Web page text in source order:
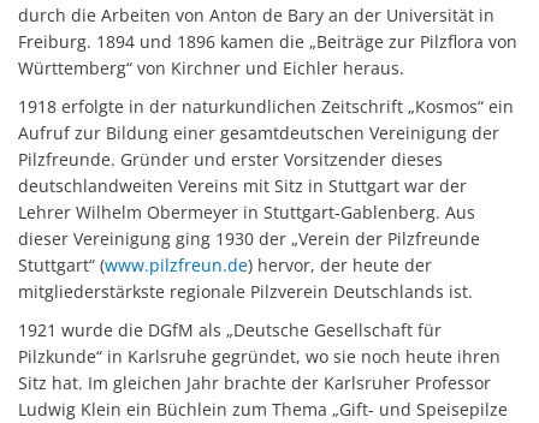
durch die Arbeiten von Anton de Bary an der Universität in
Freiburg. 1894 und 1896 kamen die „Beiträge zur Pilzflora von
Württemberg“ von Kirchner und Eichler heraus.
1918 erfolgte in der naturkundlichen Zeitschrift „Kosmos“ ein
Aufruf zur Bildung einer gesamtdeutschen Vereinigung der
Pilzfreunde. Gründer und erster Vorsitzender dieses
deutschlandweiten Vereins mit Sitz in Stuttgart war der
Lehrer Wilhelm Obermeyer in Stuttgart-Gablenberg. Aus
dieser Vereinigung ging 1930 der „Verein der Pilzfreunde
Stuttgart“ (www.pilzfreun.de) hervor, der heute der
mitgliederstärkste regionale Pilzverein Deutschlands ist.
1921 wurde die DGfM als „Deutsche Gesellschaft für
Pilzkunde“ in Karlsruhe gegründet, wo sie noch heute ihren
Sitz hat. Im gleichen Jahr brachte der Karlsruher Professor
Ludwig Klein ein Büchlein zum Thema „Gift- und Speisepilze